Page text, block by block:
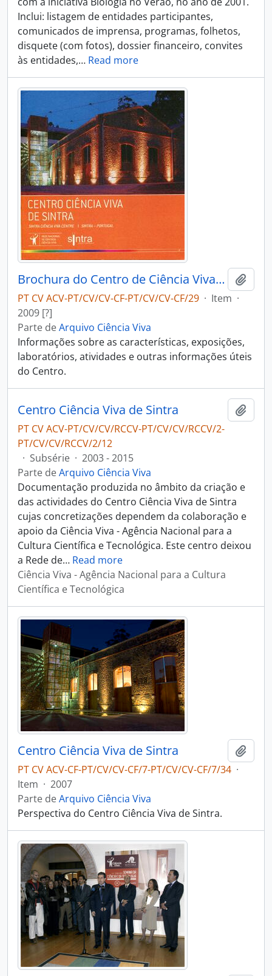
Inclui: listagem de entidades participantes,
comunicados de imprensa, programas, folhetos,
disquete (com fotos), dossier financeiro, convites
às entidades,… Read more
Brochura do Centro de Ciência Viva de Sintra
PT CV ACV-PT/CV/CV-CF-PT/CV/CV-CF/29 · Item ·
2009 [?]
Parte deArquivo Ciência Viva
Informações sobre as características, exposições,
laboratórios, atividades e outras informações úteis
do Centro.
Centro Ciência Viva de Sintra
PT CV ACV-PT/CV/CV/RCCV-PT/CV/CV/RCCV/2-
PT/CV/CV/RCCV/2/12
· Subsérie · 2003 - 2015
Parte deArquivo Ciência Viva
Documentação produzida no âmbito da criação e
das actividades do Centro Ciência Viva de Sintra
cujas concretizações dependem da colaboração e
apoio da Ciência Viva - Agência Nacional para a
Cultura Científica e Tecnológica. Este centro deixou
a Rede de… Read more
Ciência Viva - Agência Nacional para a Cultura
Científica e Tecnológica
Centro Ciência Viva de Sintra
PT CV ACV-CF-PT/CV/CV-CF/7-PT/CV/CV-CF/7/34 ·
Item · 2007
Parte deArquivo Ciência Viva
Perspectiva do Centro Ciência Viva de Sintra.